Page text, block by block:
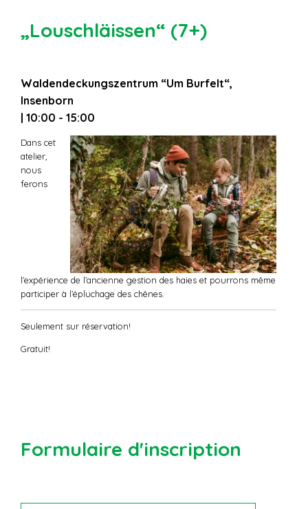
„Louschläissen“ (7+)
Waldendeckungszentrum “Um Burfelt“,
Insenborn
| 10:00 - 15:00
Dans cet
atelier,
nous
ferons
l’expérience de l’ancienne gestion des haies et pourrons même
participer à l’épluchage des chênes.
Seulement sur réservation!
Gratuit!
Formulaire d'inscription